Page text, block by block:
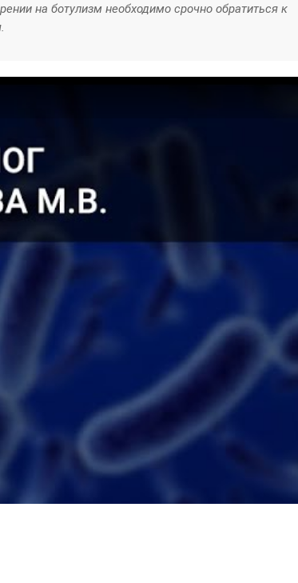
на ботулизм необходимо срочно обратиться к